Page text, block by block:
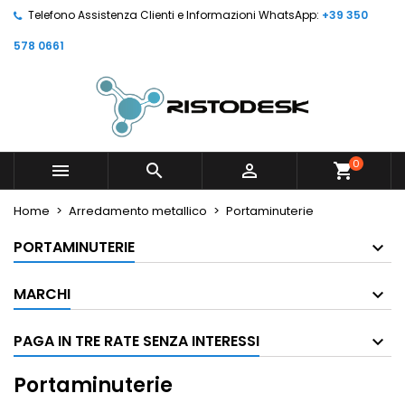
Telefono Assistenza Clienti e Informazioni WhatsApp: +39 350
578 0661
   shopping_cart0
Home Arredamento metallico Portaminuterie
PORTAMINUTERIE
MARCHI
PAGA IN TRE RATE SENZA INTERESSI
Portaminuterie